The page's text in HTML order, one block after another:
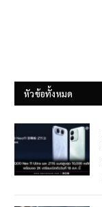
หัวข้อทั้งหมด